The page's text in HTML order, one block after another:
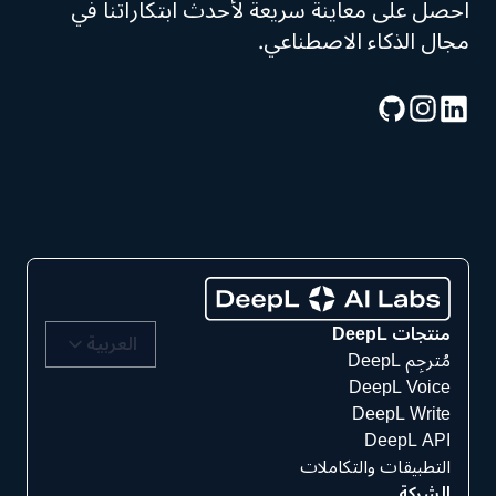
احصل على معاينة سريعة لأحدث ابتكاراتنا في
مجال الذكاء الاصطناعي.
منتجات DeepL
مُترجِم DeepL
DeepL Voice
DeepL Write
DeepL API
التطبيقات والتكاملات
العربية